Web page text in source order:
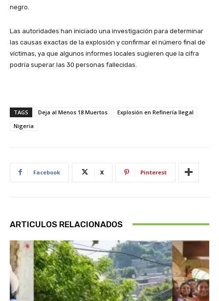
negro.
Las autoridades han iniciado una investigación para determinar
las causas exactas de la explosión y confirmar el número final de
víctimas, ya que algunos informes locales sugieren que la cifra
podría superar las 30 personas fallecidas.
TAGS Deja al Menos 18 Muertos
Explosión en Refinería Ilegal
Nigeria
Facebook X Pinterest
ARTICULOS RELACIONADOS